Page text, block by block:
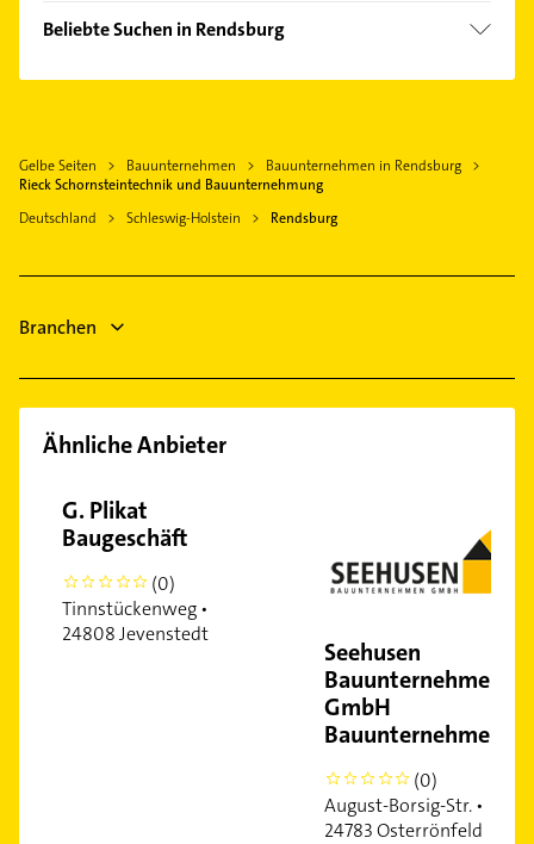
Büdelsdorf
Westerrönfeld
Owschlag
Kropp
Schleswig
Hohenwestedt
Beliebte Suchen in Rendsburg
Heizungsbauer
Klempner
Sanitärinstallation
Kanalreinigung
Gelbe Seiten Bauunternehmen
Bauunternehmen in Rendsburg
Rieck Schornsteintechnik und Bauunternehmung
Deutschland
Schleswig-Holstein Rendsburg
Branchen
Ähnliche Anbieter
G. Plikat
Baugeschäft
0
(0)
Tinnstückenweg •
24808 Jevenstedt
Seehusen
Bauunternehmen
GmbH
Bauunternehmen
0
(0)
August-Borsig-Str. •
24783 Osterrönfeld